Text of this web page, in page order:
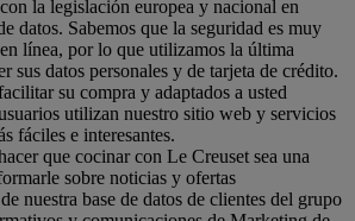
la legislación europea y nacional en
datos. Sabemos que la seguridad es muy
línea, por lo que utilizamos la última
sus datos personales y de tarjeta de crédito.
su compra y adaptados a usted
utilizan nuestro sitio web y servicios
fáciles e interesantes.
que cocinar con Le Creuset sea una
sobre noticias y ofertas
nuestra base de datos de clientes del grupo